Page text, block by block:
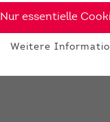
Nur essentielle
Weitere